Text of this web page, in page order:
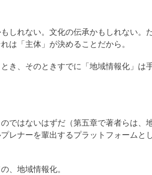
しれない。文化の伝承かもしれない。
は「主体」が決めることだから。
き、そのときすでに「地域情報化」は
ではないはずだ（第五章で著者らは、
レナーを輩出するプラットフォームと
、地域情報化。